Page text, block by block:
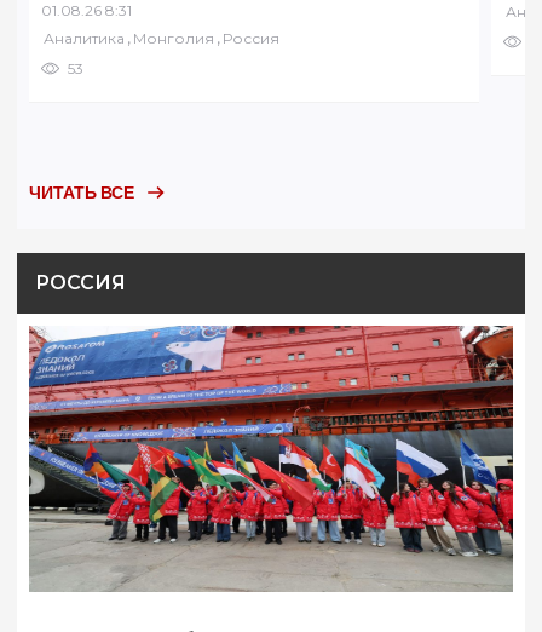
уголках Забайкалья…
01.08.26 8:31
Аналитика , Монголия , Россия
53
ЧИТАТЬ ВСЕ
РОССИЯ